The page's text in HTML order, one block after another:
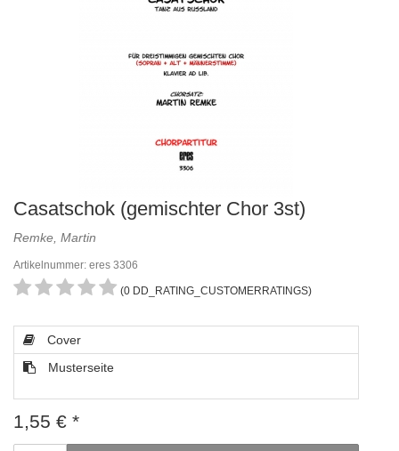
Casatschok (gemischter Chor 3st)
Remke, Martin
Artikelnummer: eres 3306
(0 DD_RATING_CUSTOMERRATINGS)
Cover
Musterseite
1,55 € *